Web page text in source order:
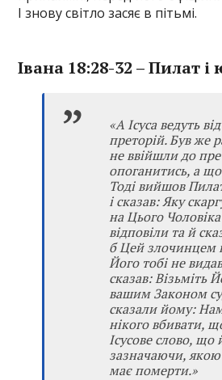
І знову світло засяє в пітьмі.
Івана 18:28-32 – Пилат і
«А Ісуса ведуть
преторій. Був же
не ввійшли до
опоганитись, а
Тоді вийшов
і сказав: Яку
на Цього
відповіли та й
б Цей злочинцем
Його тобі не
сказав: Візьміть
вашим Законом
сказали йому:
нікого вбивати,
Ісусове слово, що
зазначаючи,
має померти.»